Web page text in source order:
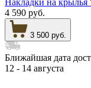
Накладки на
4 590 руб.
3 500 руб.
Ближайшая дата
12 - 14 августа